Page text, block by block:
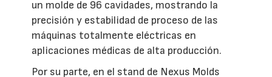
un molde de 96 cavidades, mostrando la
precisión y estabilidad de proceso de las
máquinas totalmente eléctricas en
aplicaciones médicas de alta producción.
Por su parte, en el stand de Nexus Molds